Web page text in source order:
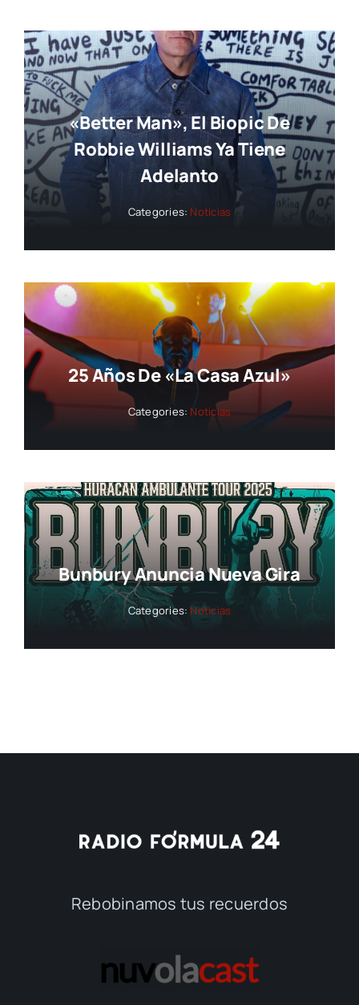
«Better Man», El Biopic De
Robbie Williams Ya Tiene
Adelanto
Categories: Noticias
25 Años De «La Casa Azul»
Categories: Noticias
Bunbury Anuncia Nueva Gira
Categories: Noticias
Rebobinamos tus recuerdos